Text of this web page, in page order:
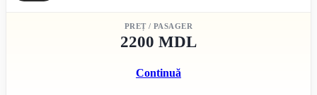
PREȚ / PASAGER
2200 MDL
Continuă